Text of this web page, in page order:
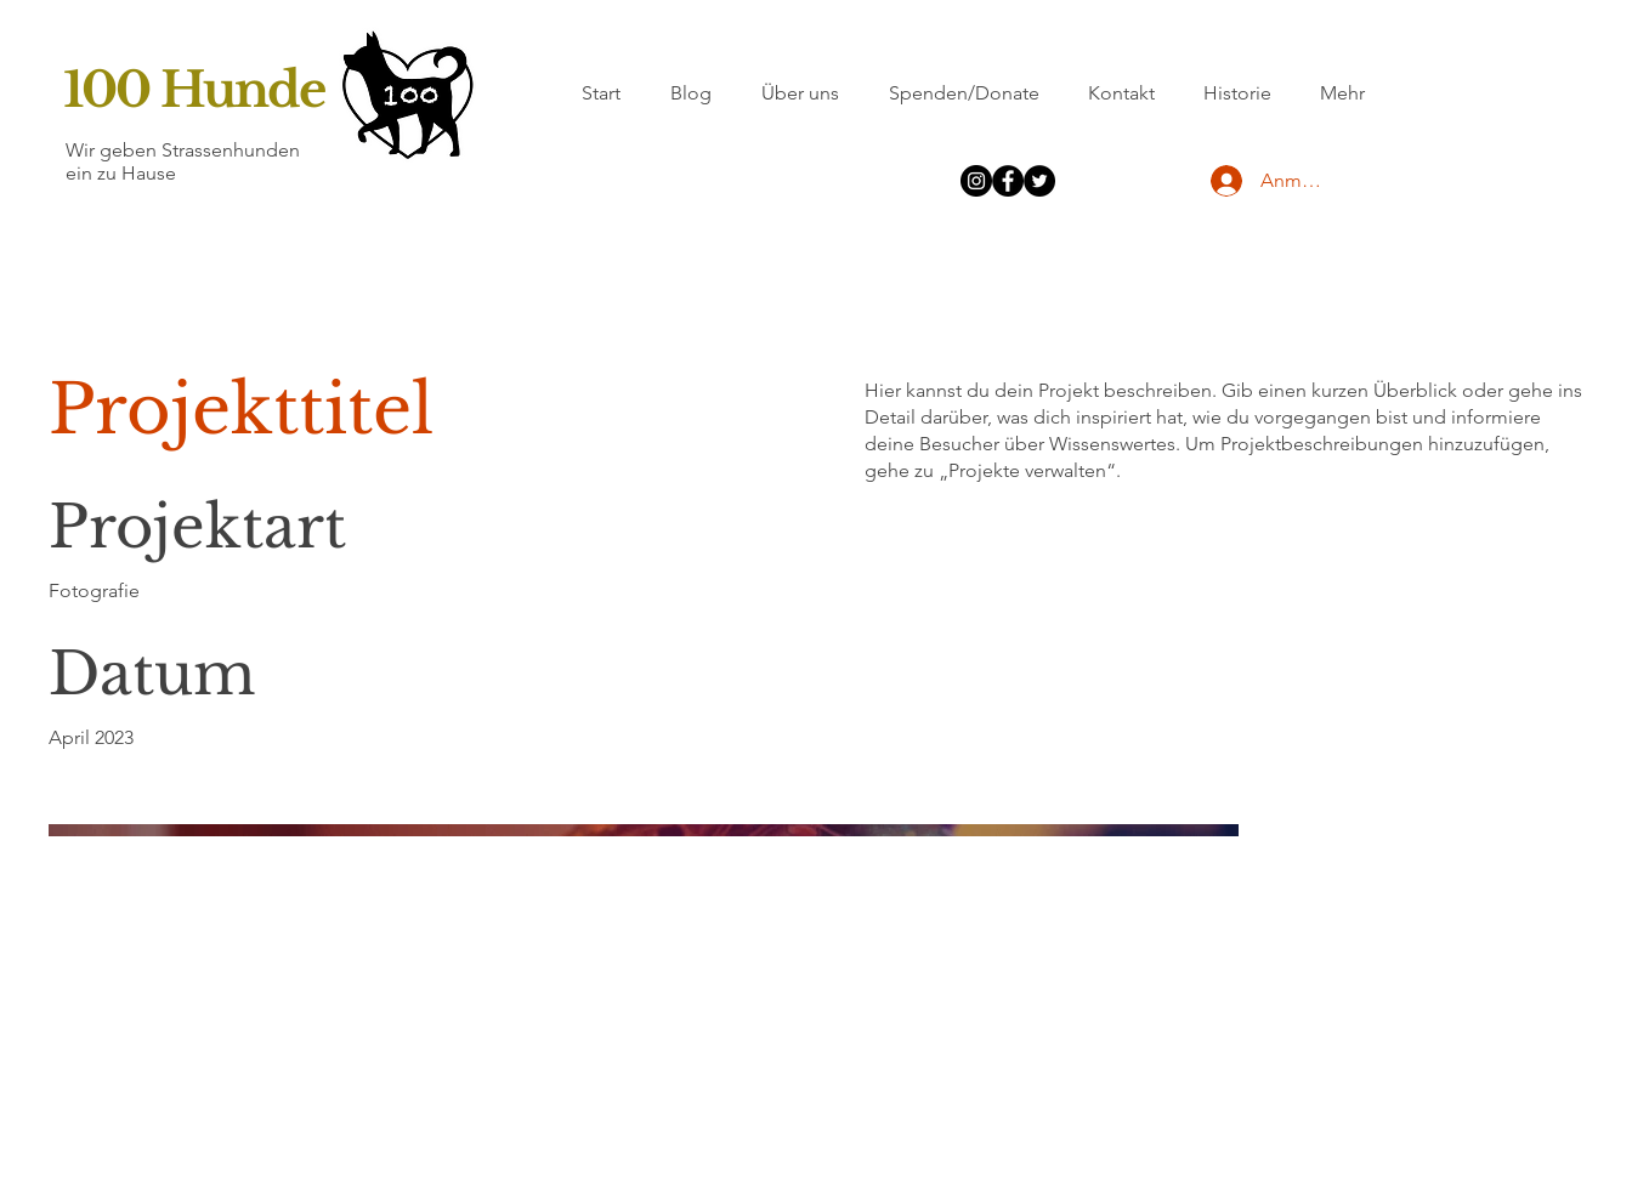
100 Hunde
Wir geben Strassenhunden
ein zu Hause
Start Blog Über uns Spenden/Donate Kontakt Historie Mehr
Anmelden
Projekttitel
Projektart
Fotografie
Datum
April 2023
Hier kannst du dein Projekt beschreiben. Gib einen kurzen Überblick oder gehe ins
Detail darüber, was dich inspiriert hat, wie du vorgegangen bist und informiere
deine Besucher über Wissenswertes. Um Projektbeschreibungen hinzuzufügen,
gehe zu „Projekte verwalten“.